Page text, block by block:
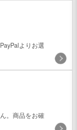
よりお選
。商品をお確